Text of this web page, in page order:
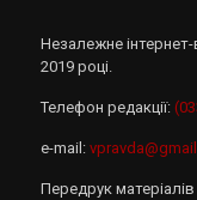
Незалежне
2019 році.
Телефон редакції:
e-mail:
Передрук матеріалів